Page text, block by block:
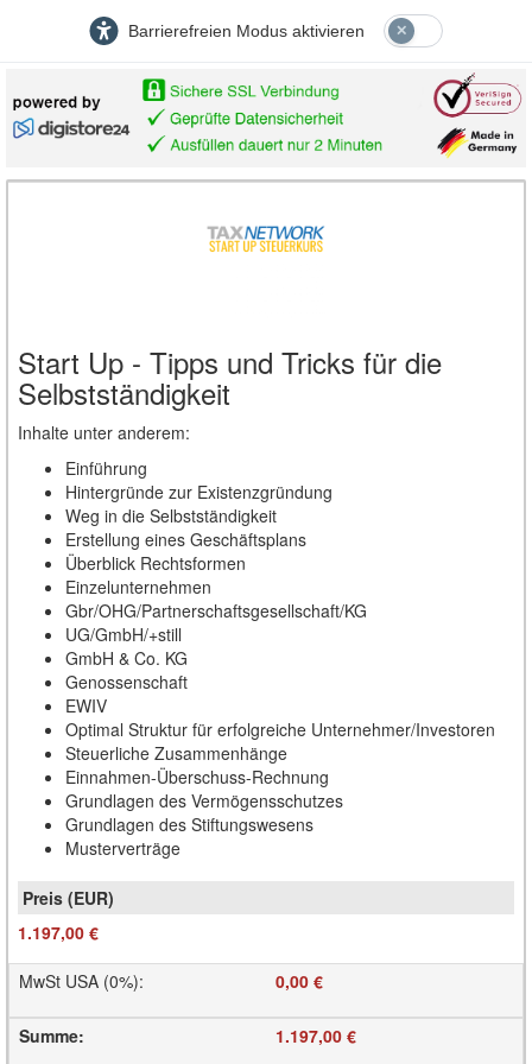
Barrierefreien Modus aktivieren
Start Up - Tipps und Tricks für die
Selbstständigkeit
Inhalte unter anderem:
Einführung
Hintergründe zur Existenzgründung
Weg in die Selbstständigkeit
Erstellung eines Geschäftsplans
Überblick Rechtsformen
Einzelunternehmen
Gbr/OHG/Partnerschaftsgesellschaft/KG
UG/GmbH/+still
GmbH & Co. KG
Genossenschaft
EWIV
Optimal Struktur für erfolgreiche Unternehmer/Investoren
Steuerliche Zusammenhänge
Einnahmen-Überschuss-Rechnung
Grundlagen des Vermögensschutzes
Grundlagen des Stiftungswesens
Musterverträge
1.197,00 €
MwSt USA (0%): 0,00 €
Summe: 1.197,00 €